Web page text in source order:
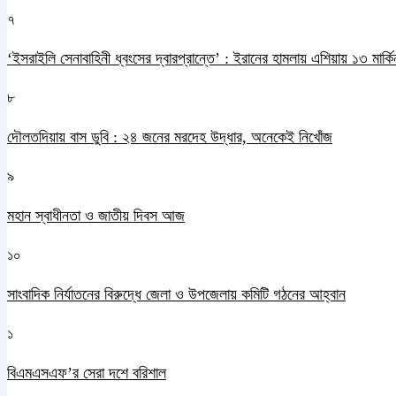
৭
‘ইসরাইলি সেনাবাহিনী ধ্বংসের দ্বারপ্রান্তে’ : ইরানের হামলায় এশিয়ায় ১৩
৮
দৌলতদিয়ায় বাস ডুবি : ২৪ জনের মরদেহ উদ্ধার, অনেকেই নিখোঁজ
৯
মহান স্বাধীনতা ও জাতীয় দিবস আজ
১০
সাংবাদিক নির্যাতনের বিরুদ্ধে জেলা ও উপজেলায় কমিটি গঠনের আহ্বান
১
বিএমএসএফ’র সেরা দশে বরিশাল